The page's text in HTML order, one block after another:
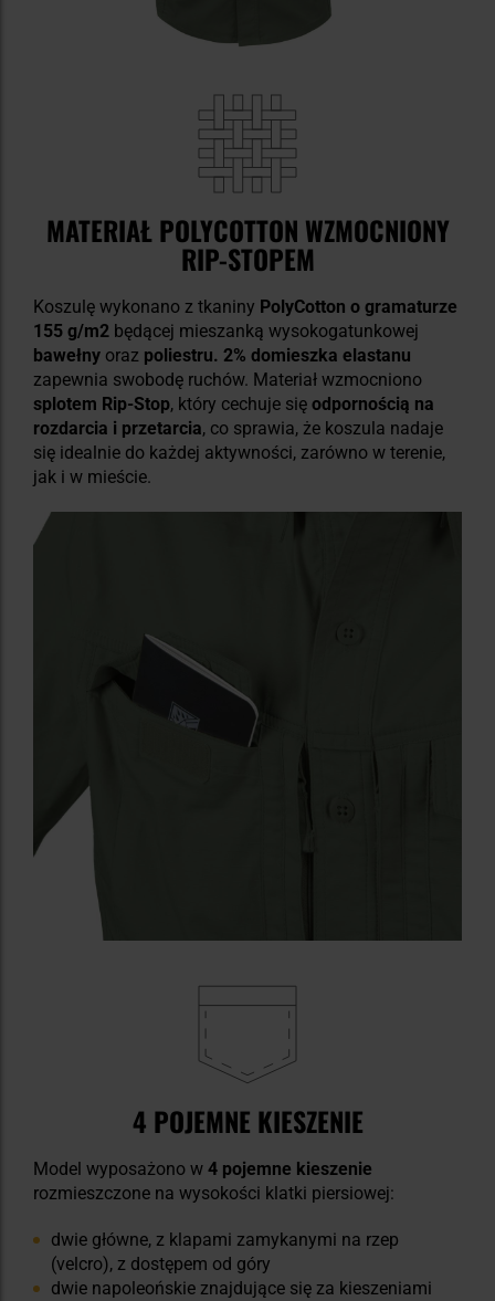
MATERIAŁ POLYCOTTON WZMOCNIONY
RIP-STOPEM
Koszulę wykonano z tkaniny PolyCotton o gramaturze
155 g/m2 będącej mieszanką wysokogatunkowej
bawełny oraz poliestru. 2% domieszka elastanu
zapewnia swobodę ruchów. Materiał wzmocniono
splotem Rip-Stop, który cechuje się odpornością na
rozdarcia i przetarcia, co sprawia, że koszula nadaje
się idealnie do każdej aktywności, zarówno w terenie,
jak i w mieście.
4 POJEMNE KIESZENIE
Model wyposażono w 4 pojemne kieszenie
rozmieszczone na wysokości klatki piersiowej:
dwie główne, z klapami zamykanymi na rzep
(velcro), z dostępem od góry
dwie napoleońskie znajdujące się za kieszeniami